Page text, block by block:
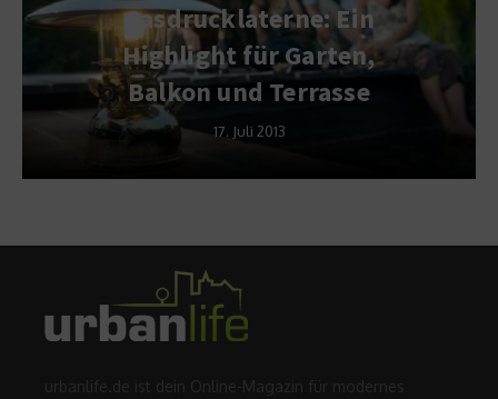
Gasdrucklaterne: Ein
Highlight für Garten,
Balkon und Terrasse
17. Juli 2013
urbanlife.de ist dein Online-Magazin für modernes